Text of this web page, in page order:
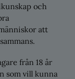
och
att
från 18 år
som vill kunna